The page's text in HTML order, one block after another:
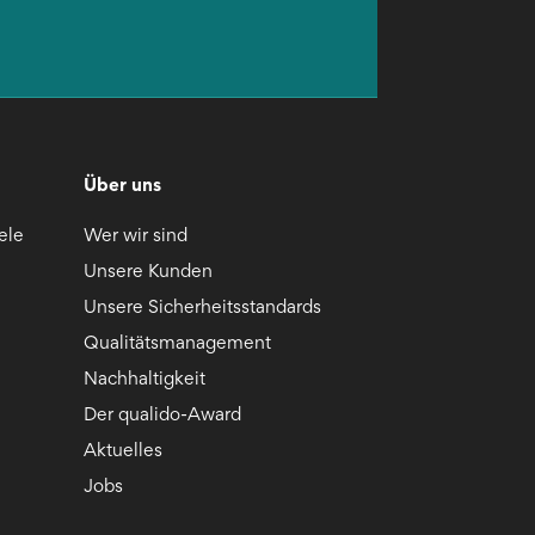
Über uns
Wer wir sind
Unsere Kunden
Unsere Sicherheitsstandards
Qualitätsmanagement
Nachhaltigkeit
Der qualido-Award
Aktuelles
Jobs